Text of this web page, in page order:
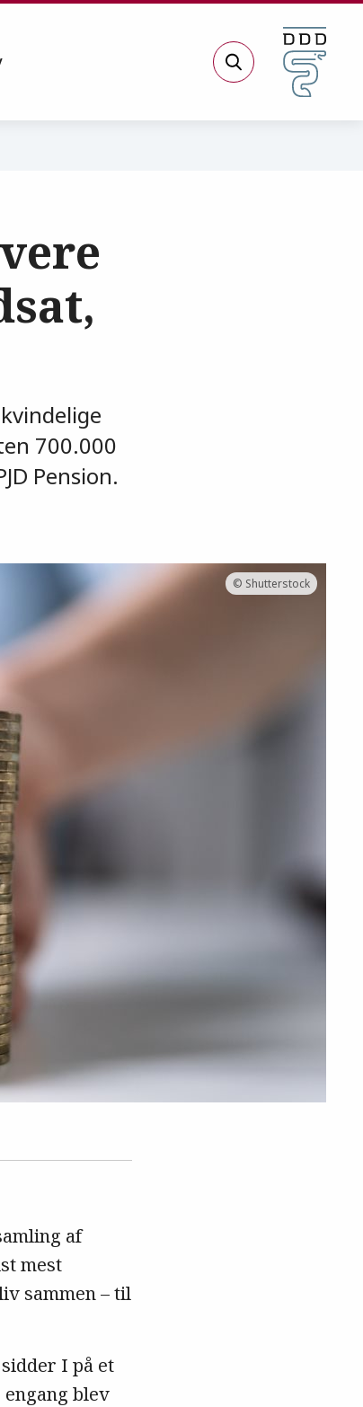
Søg
700.000
Pension.
© Shutterstock
af
mest
sammen – til
I på et
blev